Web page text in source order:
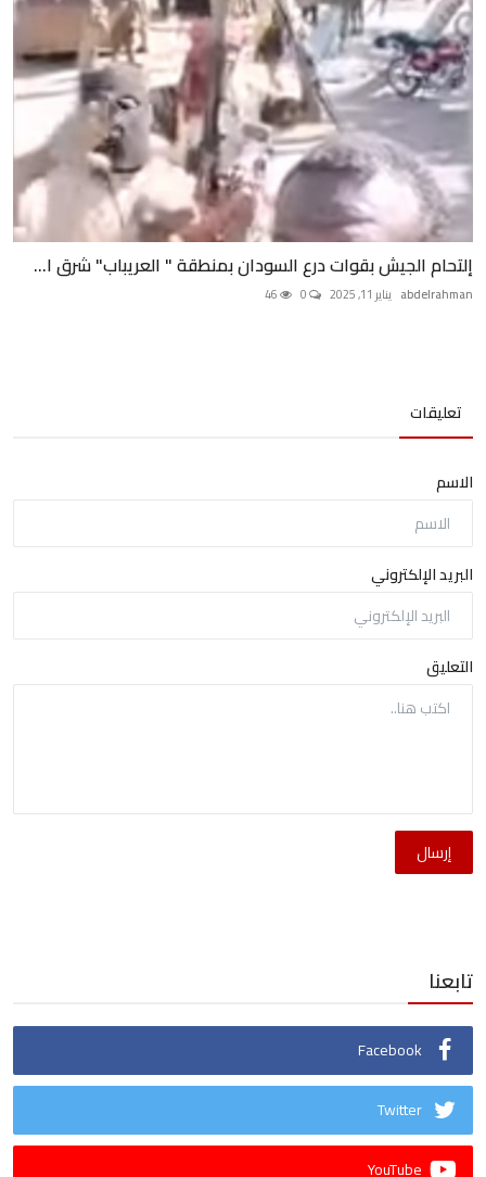
إلتحام الجيش بقوات درع السودان بمنطقة " العريباب" شرق ا...
abdelrahman يناير 11, 2025
تعليقات
الاسم
البريد الإلكتروني
التعليق
إرسال
تابعنا
Facebook
Twitter
YouTube